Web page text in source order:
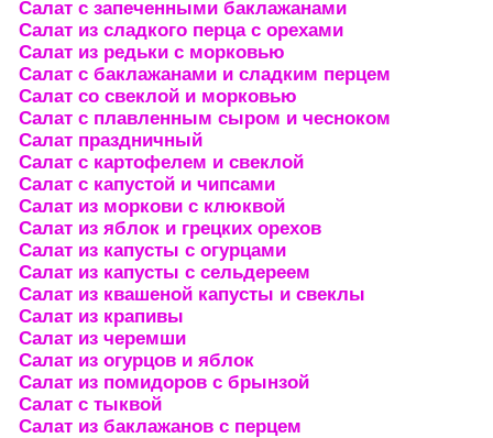
Салат с запеченными баклажанами
Салат из сладкого перца с орехами
Салат из редьки с морковью
Салат с баклажанами и сладким перцем
Салат со свеклой и морковью
Салат с плавленным сыром и чесноком
Салат праздничный
Салат с картофелем и свеклой
Салат с капустой и чипсами
Салат из моркови с клюквой
Салат из яблок и грецких орехов
Салат из капусты с огурцами
Салат из капусты с сельдереем
Салат из квашеной капусты и свеклы
Салат из крапивы
Салат из черемши
Салат из огурцов и яблок
Салат из помидоров с брынзой
Салат с тыквой
Салат из баклажанов с перцем